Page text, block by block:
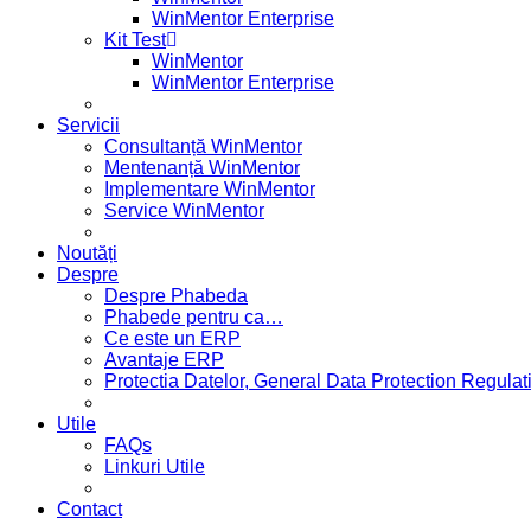
WinMentor Enterprise
Kit Test
WinMentor
WinMentor Enterprise
Servicii
Consultanță WinMentor
Mentenanță WinMentor
Implementare WinMentor
Service WinMentor
Noutăți
Despre
Despre Phabeda
Phabede pentru ca…
Ce este un ERP
Avantaje ERP
Protectia Datelor, General Data Protection
Utile
FAQs
Linkuri Utile
Contact